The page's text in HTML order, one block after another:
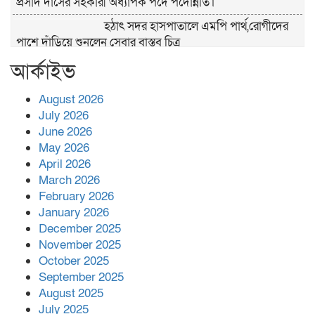
হঠাৎ সদর হাসপাতালে এমপি পার্থ,রোগীদের
পাশে দাঁড়িয়ে শুনলেন সেবার বাস্তব চিত্র
বোরহানউদ্দিনে জমি নিয়ে বিরোধের জেরে
সংঘবদ্ধ হামলার অভিযোগ,নারীসহ আ’হত ৫
আর্কাইভ
August 2026
July 2026
June 2026
May 2026
April 2026
March 2026
February 2026
January 2026
December 2025
November 2025
October 2025
September 2025
August 2025
July 2025